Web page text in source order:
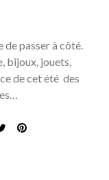
passer à côté.
bijoux, jouets,
de cet été des